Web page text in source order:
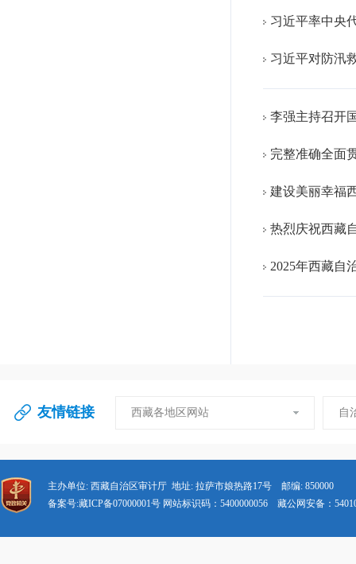
习近平率中央
习近平对防汛
完整准确全面
建设美丽幸福
热烈庆祝西藏
2025年西藏自
友情链接 西藏各地区网站 自
主办单位: 西藏自治区审计厅 地址: 拉萨市娘热路17号 邮编: 850000
备案号:藏ICP备07000001号 网站标识码：5400000056 藏公网安备：